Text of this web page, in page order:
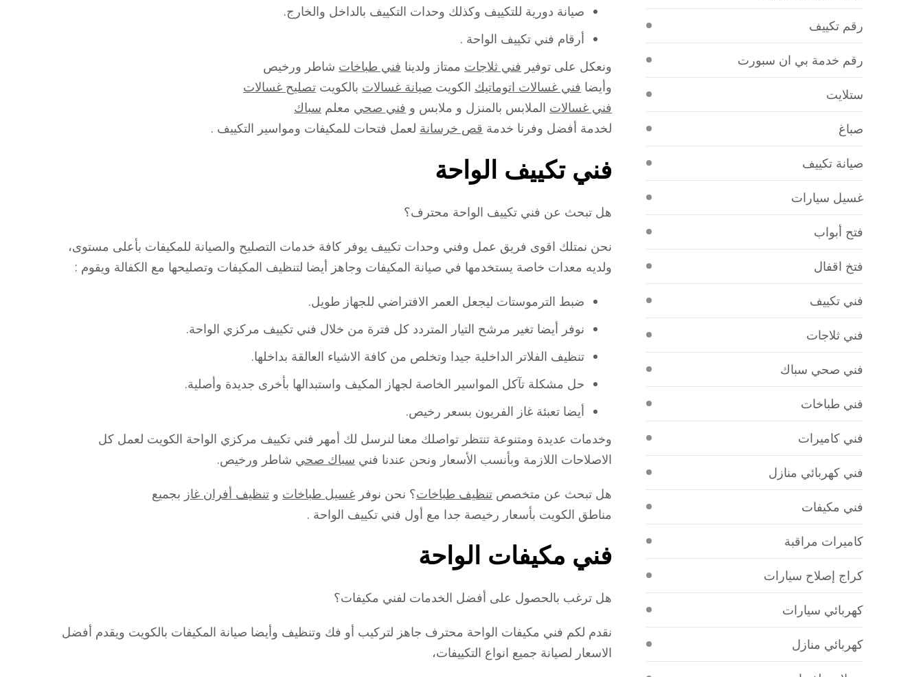
صيانة دورية للتكييف وكذلك وحدات التكييف بالداخل والخارج.
أرقام فني تكييف الواحة .
ونعكل على توفير فني ثلاجات ممتاز ولدينا فني طباخات شاطر ورخيص
وأيضا فني غسالات اتوماتيك الكويت صيانة غسالات بالكويت تصليح غسالات
فني غسالات الملابس بالمنزل و ملابس و فني صحي معلم سباك
لخدمة أفضل وفرنا خدمة قص خرسانة لعمل فتحات للمكيفات ومواسير التكييف .
فني تكييف الواحة
هل تبحث عن فني تكييف الواحة محترف؟
نحن نمتلك اقوى فريق عمل وفني وحدات تكييف يوفر كافة خدمات التصليح والصيانة للمكيفات بأعلى مستوى،
ولديه معدات خاصة يستخدمها في صيانة المكيفات وجاهز أيضا لتنظيف المكيفات وتصليحها مع الكفالة ويقوم :
ضبط الترموستات ليجعل العمر الافتراضي للجهاز طويل.
نوفر أيضا تغير مرشح التيار المتردد كل فترة من خلال فني تكييف مركزي الواحة.
تنظيف الفلاتر الداخلية جيدا وتخلص من كافة الاشياء العالقة بداخلها.
حل مشكلة تآكل المواسير الخاصة لجهاز المكيف واستبدالها بأخرى جديدة وأصلية.
أيضا تعبئة غاز الفريون بسعر رخيص.
وخدمات عديدة ومتنوعة تنتظر تواصلك معنا لنرسل لك أمهر فني تكييف مركزي الواحة الكويت لعمل كل
الاصلاحات اللازمة وبأنسب الأسعار ونحن عندنا فني سباك صحي شاطر ورخيص.
هل تبحث عن متخصص تنظيف طباخات؟ نحن نوفر غسيل طباخات و تنظيف أفران غاز بجميع
مناطق الكويت بأسعار رخيصة جدا مع أول فني تكييف الواحة .
فني مكيفات الواحة
هل ترغب بالحصول على أفضل الخدمات لفني مكيفات؟
نقدم لكم فني مكيفات الواحة محترف جاهز لتركيب أو فك وتنظيف وأيضا صيانة المكيفات بالكويت ويقدم أفضل
الاسعار لصيانة جميع انواع التكييفات،
رقم تكييف
رقم خدمة بي ان سبورت
ستلايت
صباغ
صيانة تكييف
غسيل سيارات
فتح أبواب
فتخ اقفال
فني تكييف
فني ثلاجات
فني صحي سباك
فني طباخات
فني كاميرات
فني كهربائي منازل
فني مكيفات
كاميرات مراقبة
كراج إصلاح سيارات
كهربائي سيارات
كهربائي منازل